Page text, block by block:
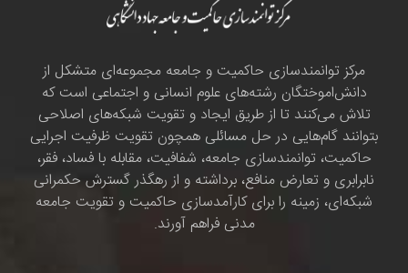
مرکز توانمندسازی حاکمیت و جامعه مجموعه‌ای متشکل از
دانش‌اموختگان رشته‌های علوم انسانی و اجتماعی است که
تلاش می‌کنند تا از طریق ایجاد و تقویت شبکه‌های اصلاحی
بتوانند گام‌هایی در حل مسائلی همچون تقویت ظرفیت اجرایی
حاکمیت، توانمندسازی جامعه، شفافیت، مقابله با فساد، فقر،
نابرابری و تعارض منافع، برداشته و از رهگذر گسترش حکمرانی
شبکه‌ای، زمینه را برای کارآمدسازی حاکمیت و تقویت جامعه
مدنی فراهم آورند.